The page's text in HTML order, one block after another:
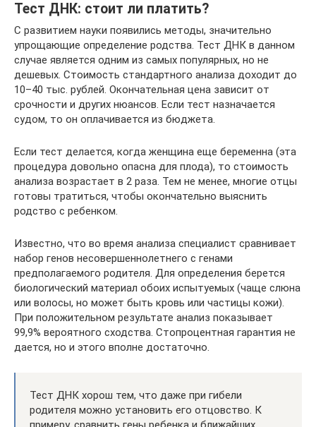
Тест ДНК: стоит ли платить?
С развитием науки появились методы, значительно
упрощающие определение родства. Тест ДНК в данном
случае является одним из самых популярных, но не
дешевых. Стоимость стандартного анализа доходит до
10–40 тыс. рублей. Окончательная цена зависит от
срочности и других нюансов. Если тест назначается
судом, то он оплачивается из бюджета.
Если тест делается, когда женщина еще беременна (эта
процедура довольно опасна для плода), то стоимость
анализа возрастает в 2 раза. Тем не менее, многие отцы
готовы тратиться, чтобы окончательно выяснить
родство с ребенком.
Известно, что во время анализа специалист сравнивает
набор генов несовершеннолетнего с генами
предполагаемого родителя. Для определения берется
биологический материал обоих испытуемых (чаще слюна
или волосы, но может быть кровь или частицы кожи).
При положительном результате анализ показывает
99,9% вероятного сходства. Стопроцентная гарантия не
дается, но и этого вполне достаточно.
Тест ДНК хорош тем, что даже при гибели
родителя можно установить его отцовство. К